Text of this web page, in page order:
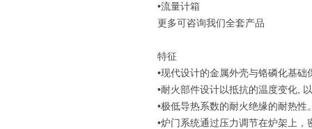
•流量计箱
更多可咨询我们全套产品
特征
•现代设计的金属外壳与铬磷化基
•耐火部件设计以抵抗的温度变化,
•极低导热系数的耐火绝缘的耐热性
•炉门系统通过压力调节在炉架上，